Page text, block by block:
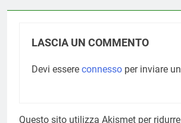
LASCIA UN COMMENTO
Devi essere connesso per inviare
Questo sito utilizza Akismet per